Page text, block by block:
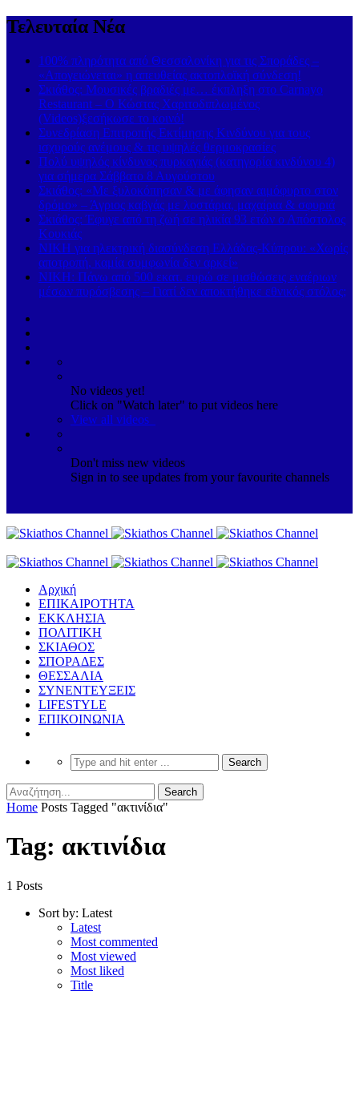
Τελευταία Νέα
100% πληρότητα από Θεσσαλονίκη για τις Σποράδες –
«Απογειώνεται» η απευθείας ακτοπλοϊκή σύνδεση!
Σκιάθος: Μουσικές βραδιές με… έκπληξη στο Carnayo
Restaurant – Ο Κώστας Χαριτοδιπλωμένος
(Videos)ξεσήκωσε το κοινό!
Συνεδρίαση Επιτροπής Εκτίμησης Κινδύνου για τους
ισχυρούς ανέμους & τις υψηλές θερμοκρασίες
Πολύ υψηλός κίνδυνος πυρκαγιάς (κατηγορία κινδύνου 4)
για σήμερα Σάββατο 8 Αυγούστου
Σκιάθος: «Με ξυλοκόπησαν & με άφησαν αιμόφυρτο στον
δρόμο» – Άγριος καβγάς με λοστάρια, μαχαίρια & σφυριά
Σκιάθος: Έφυγε από τη ζωή σε ηλικία 93 ετών ο Απόστολος
Κουκιάς
ΝΙΚΗ για ηλεκτρική διασύνδεση Ελλάδας-Κύπρου: «Χωρίς
αποτροπή, καμία συμφωνία δεν αρκεί»
ΝΙΚΗ: Πάνω από 500 εκατ. ευρώ σε μισθώσεις εναέριων
μέσων πυρόσβεσης – Γιατί δεν αποκτήθηκε εθνικός στόλος;
No videos yet!
Click on "Watch later" to put videos here
View all videos
Don't miss new videos
Sign in to see updates from your favourite channels
Αρχική
ΕΠΙΚΑΙΡΟΤΗΤΑ
ΕΚΚΛΗΣΙΑ
ΠΟΛΙΤΙΚΗ
ΣΚΙΑΘΟΣ
ΣΠΟΡΑΔΕΣ
ΘΕΣΣΑΛΙΑ
ΣΥΝΕΝΤΕΥΞΕΙΣ
LIFESTYLE
ΕΠΙΚΟΙΝΩΝΙΑ
Home Posts Tagged "ακτινίδια"
Tag: ακτινίδια
1 Posts
Sort by: Latest
Latest
Most commented
Most viewed
Most liked
Title